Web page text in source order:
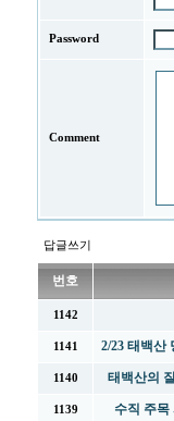
Password
Comment
답글쓰기
번호
1142
1141 2/23 태백산
1140 태백산의
1139 수직 주